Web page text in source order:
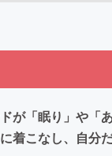
が「眠り」や「
着こなし、自分